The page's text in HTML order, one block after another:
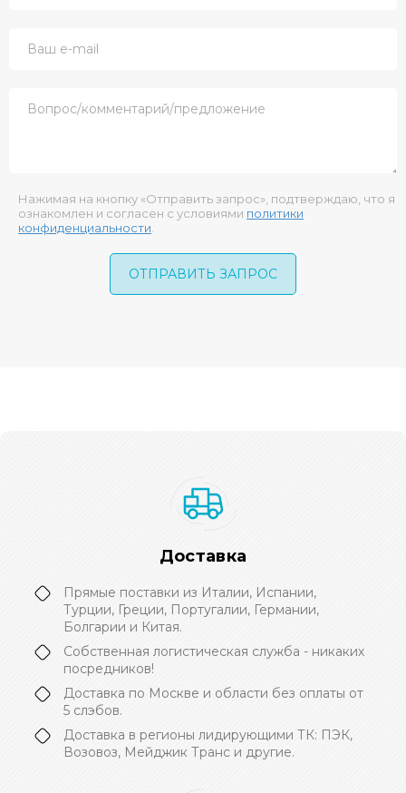
Нажимая на кнопку «Отправить запрос», подтверждаю, что я
ознакомлен и согласен с условиями политики
конфиденциальности
Доставка
Прямые поставки из Италии, Испании,
Турции, Греции, Португалии, Германии,
Болгарии и Китая.
Собственная логистическая служба - никаких
посредников!
Доставка по Москве и области без оплаты от
5 слэбов.
Доставка в регионы лидирующими ТК: ПЭК,
Возовоз, Мейджик Транс и другие.